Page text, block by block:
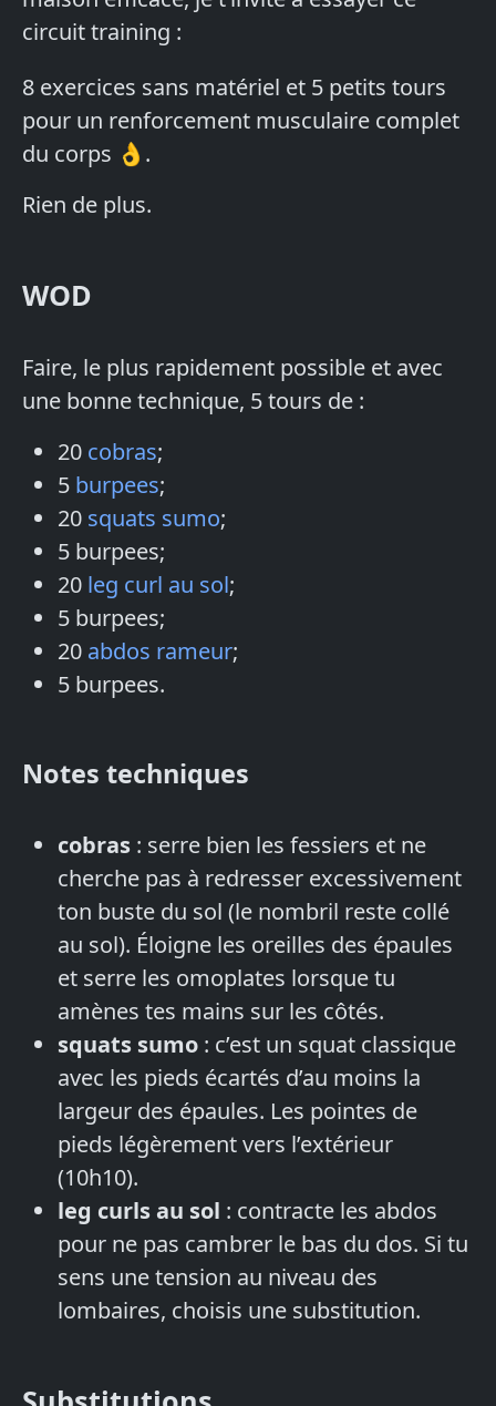
circuit training :
8 exercices sans matériel et 5 petits tours
pour un renforcement musculaire complet
du corps 👌.
Rien de plus.
WOD
Faire, le plus rapidement possible et avec
une bonne technique, 5 tours de :
20 cobras;
5 burpees;
20 squats sumo;
5 burpees;
20 leg curl au sol;
5 burpees;
20 abdos rameur;
5 burpees.
Notes techniques
cobras : serre bien les fessiers et ne
cherche pas à redresser excessivement
ton buste du sol (le nombril reste collé
au sol). Éloigne les oreilles des épaules
et serre les omoplates lorsque tu
amènes tes mains sur les côtés.
squats sumo : c’est un squat classique
avec les pieds écartés d’au moins la
largeur des épaules. Les pointes de
pieds légèrement vers l’extérieur
(10h10).
leg curls au sol : contracte les abdos
pour ne pas cambrer le bas du dos. Si tu
sens une tension au niveau des
lombaires, choisis une substitution.